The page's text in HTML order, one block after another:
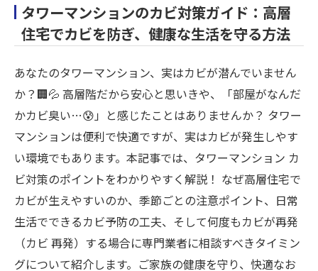
タワーマンションのカビ対策ガイド：高層
住宅でカビを防ぎ、健康な生活を守る方法
あなたのタワーマンション、実はカビが潜んでいません
か？🏢💦 高層階だから安心と思いきや、「部屋がなんだ
かカビ臭い…😰」と感じたことはありませんか？ タワー
マンションは便利で快適ですが、実はカビが発生しやす
い環境でもあります。本記事では、タワーマンション カ
ビ対策のポイントをわかりやすく解説！ なぜ高層住宅で
カビが生えやすいのか、季節ごとの注意ポイント、日常
生活でできるカビ予防の工夫、そして何度もカビが再発
（カビ 再発）する場合に専門業者に相談すべきタイミン
グについて紹介します。ご家族の健康を守り、快適なお